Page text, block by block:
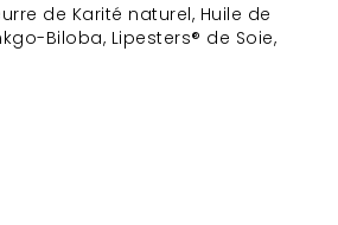
de Karité naturel, Huile de
Biloba, Lipesters® de Soie,